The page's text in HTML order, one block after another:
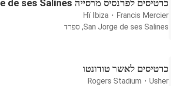
כרטיסים לפרנסיס מרסייה San Jorge de ses Salines
Francis Mercier
・
Hï Ibiza
San Jorge de ses Salines, ספרד
כרטיסים לאשר טורונטו
Usher
・
Rogers Stadium